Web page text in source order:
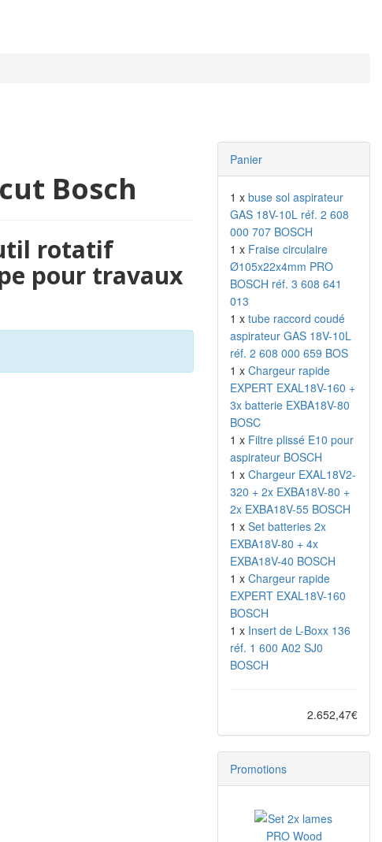
Bosch
rotatif
pour travaux
Panier
1 x buse sol aspirateur
GAS 18V-10L réf. 2 608
000 707 BOSCH
1 x Fraise circulaire
Ø105x22x4mm PRO
BOSCH réf. 3 608 641
013
1 x tube raccord coudé
aspirateur GAS 18V-10L
réf. 2 608 000 659 BOS
1 x Chargeur rapide
EXPERT EXAL18V-160 +
3x batterie EXBA18V-80
BOSC
1 x Filtre plissé E10 pour
aspirateur BOSCH
1 x Chargeur EXAL18V2-
320 + 2x EXBA18V-80 +
2x EXBA18V-55 BOSCH
1 x Set batteries 2x
EXBA18V-80 + 4x
EXBA18V-40 BOSCH
1 x Chargeur rapide
EXPERT EXAL18V-160
BOSCH
1 x Insert de L-Boxx 136
réf. 1 600 A02 SJ0
BOSCH
2.652,47€
Promotions